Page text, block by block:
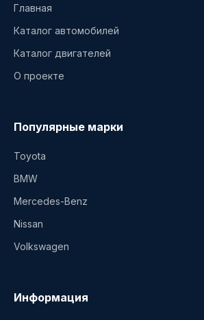
Главная
Каталог автомобилей
Каталог двигателей
О проекте
Популярные марки
Toyota
BMW
Mercedes-Benz
Nissan
Volkswagen
Информация